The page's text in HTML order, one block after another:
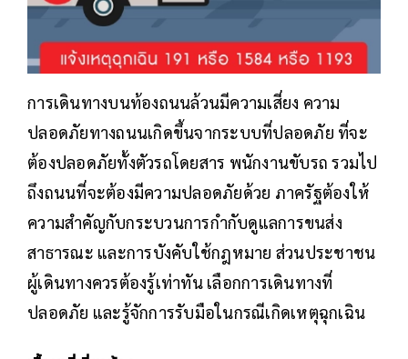
การเดินทางบนท้องถนนล้วนมีความเสี่ยง ความ
ปลอดภัยทางถนนเกิดขึ้นจากระบบที่ปลอดภัย ที่จะ
ต้องปลอดภัยทั้งตัวรถโดยสาร พนักงานขับรถ รวมไป
ถึงถนนที่จะต้องมีความปลอดภัยด้วย ภาครัฐต้องให้
ความสำคัญกับกระบวนการกำกับดูแลการขนส่ง
สาธารณะ และการบังคับใช้กฎหมาย ส่วนประชาชน
ผู้เดินทางควรต้องรู้เท่าทัน เลือกการเดินทางที่
ปลอดภัย และรู้จักการรับมือในกรณีเกิดเหตุฉุกเฉิน